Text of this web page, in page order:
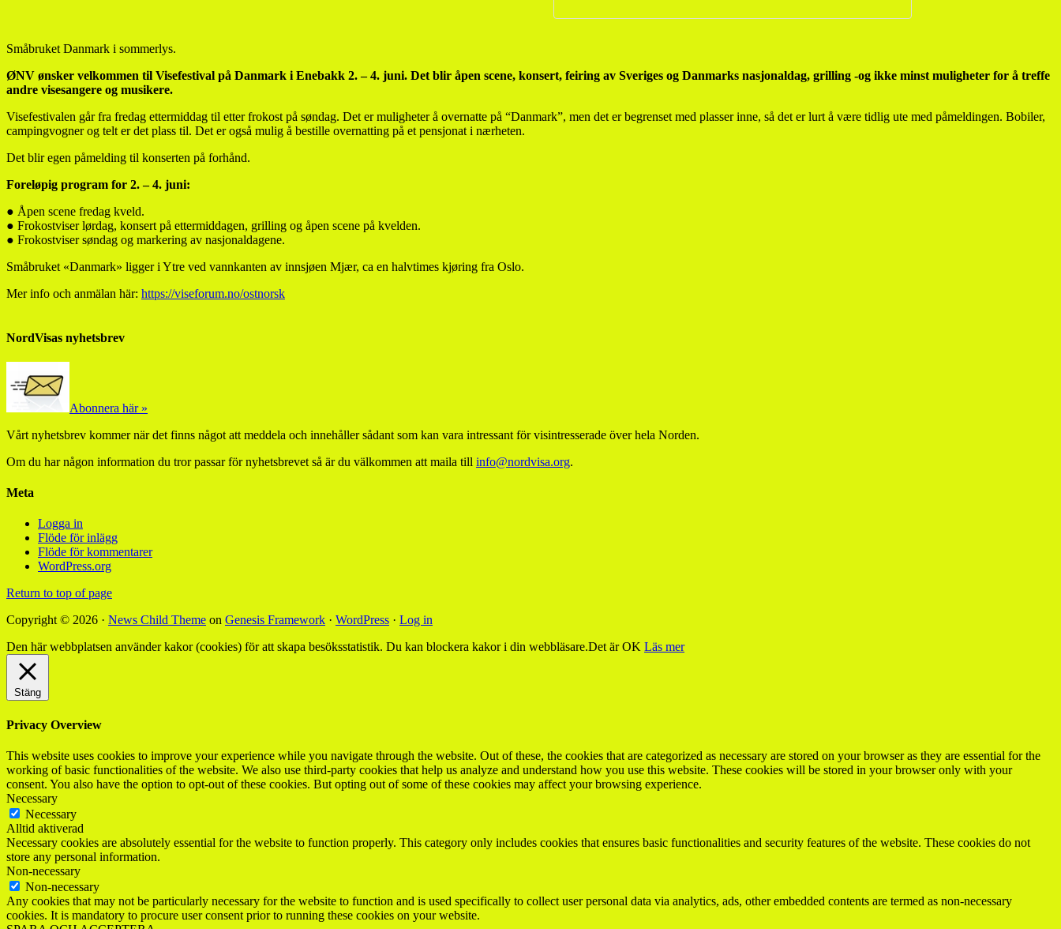
Småbruket Danmark i sommerlys.
ØNV ønsker velkommen til Visefestival på Danmark i Enebakk 2. – 4. juni. Det blir åpen scene, konsert, feiring av Sveriges og Danmarks nasjonaldag, grilling -og ikke minst muligheter for å treffe
andre visesangere og musikere.
Visefestivalen går fra fredag ettermiddag til etter frokost på søndag. Det er muligheter å overnatte på “Danmark”, men det er begrenset med plasser inne, så det er lurt å være tidlig ute med påmeldingen. Bobiler,
campingvogner og telt er det plass til. Det er også mulig å bestille overnatting på et pensjonat i nærheten.
Det blir egen påmelding til konserten på forhånd.
Foreløpig program for 2. – 4. juni:
● Åpen scene fredag kveld.
● Frokostviser lørdag, konsert på ettermiddagen, grilling og åpen scene på kvelden.
● Frokostviser søndag og markering av nasjonaldagene.
Småbruket «Danmark» ligger i Ytre ved vannkanten av innsjøen Mjær, ca en halvtimes kjøring fra Oslo.
Mer info och anmälan här: https://viseforum.no/ostnorsk
NordVisas nyhetsbrev
Abonnera här »
Vårt nyhetsbrev kommer när det finns något att meddela och innehåller sådant som kan vara intressant för visintresserade över hela Norden.
Om du har någon information du tror passar för nyhetsbrevet så är du välkommen att maila till info@nordvisa.org.
Meta
Logga in
Flöde för inlägg
Flöde för kommentarer
WordPress.org
Return to top of page
Copyright © 2026 · News Child Theme on Genesis Framework · WordPress · Log in
Den här webbplatsen använder kakor (cookies) för att skapa besöksstatistik. Du kan blockera kakor i din webbläsare.Det är OK Läs mer
Stäng
Privacy Overview
This website uses cookies to improve your experience while you navigate through the website. Out of these, the cookies that are categorized as necessary are stored on your browser as they are essential for the
working of basic functionalities of the website. We also use third-party cookies that help us analyze and understand how you use this website. These cookies will be stored in your browser only with your
consent. You also have the option to opt-out of these cookies. But opting out of some of these cookies may affect your browsing experience.
Necessary
Necessary
Alltid aktiverad
Necessary cookies are absolutely essential for the website to function properly. This category only includes cookies that ensures basic functionalities and security features of the website. These cookies do not
store any personal information.
Non-necessary
Non-necessary
Any cookies that may not be particularly necessary for the website to function and is used specifically to collect user personal data via analytics, ads, other embedded contents are termed as non-necessary
cookies. It is mandatory to procure user consent prior to running these cookies on your website.